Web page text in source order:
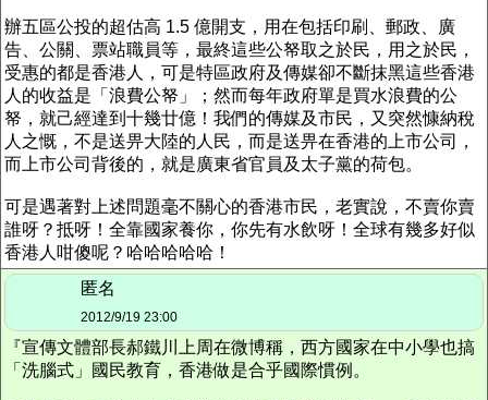
辦五區公投的超估高 1.5 億開支，用在包括印刷、郵政、廣
告、公關、票站職員等，最終這些公帑取之於民，用之於民，
受惠的都是香港人，可是特區政府及傳媒卻不斷抹黑這些香港
人的收益是「浪費公帑」；然而每年政府單是買水浪費的公
帑，就己經達到十幾廿億！我們的傳媒及市民，又突然慷納稅
人之慨，不是送畀大陸的人民，而是送畀在香港的上市公司，
而上市公司背後的，就是廣東省官員及太子黨的荷包。
可是遇著對上述問題毫不關心的香港市民，老實說，不賣你賣
誰呀？抵呀！全靠國家養你，你先有水飲呀！全球有幾多好似
香港人咁傻呢？哈哈哈哈哈！
匿名
2012/9/19 23:00
『宣傳文體部長郝鐵川上周在微博稱，西方國家在中小學也搞
「洗腦式」國民教育，香港做是合乎國際慣例。